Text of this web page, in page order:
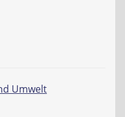
Umwelt